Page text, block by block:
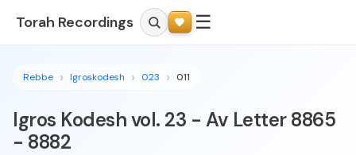
Torah Recordings ☰
Rebbe Igroskodesh 023 011
Igros Kodesh vol. 23 - Av Letter 8865
- 8882